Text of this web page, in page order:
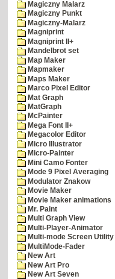
Magiczny Malarz
Magiczny Punkt
Magiczny-Malarz
Magniprint
Magniprint II+
Mandelbrot set
Map Maker
Mapmaker
Maps Maker
Marco Pixel Editor
Mat Graph
MatGraph
McPainter
Mega Font II+
Megacolor Editor
Micro Illustrator
Micro-Painter
Mini Camo Fonter
Mode 9 Pixel Averaging
Modulator Znakow
Movie Maker
Movie Maker animations
Mr. Paint
Multi Graph View
Multi-Player-Animator
Multi-mode Screen Utility
MultiMode-Fader
New Art
New Art Pro
New Art Seven